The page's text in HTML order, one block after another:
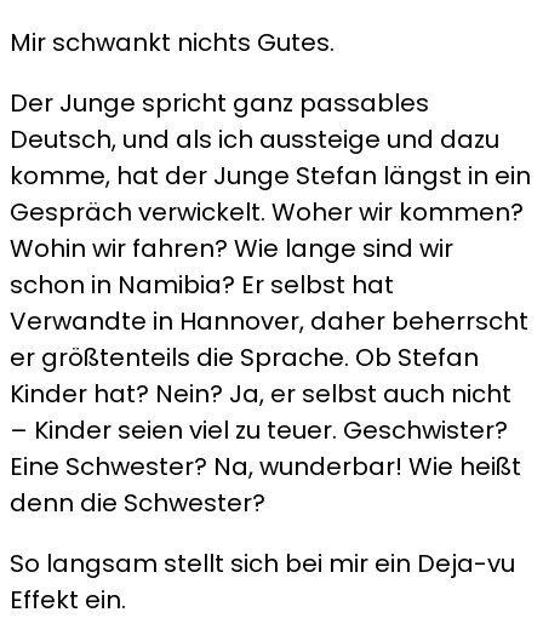
Mir schwankt nichts Gutes.
Der Junge spricht ganz passables
Deutsch, und als ich aussteige und dazu
komme, hat der Junge Stefan längst in ein
Gespräch verwickelt. Woher wir kommen?
Wohin wir fahren? Wie lange sind wir
schon in Namibia? Er selbst hat
Verwandte in Hannover, daher beherrscht
er größtenteils die Sprache. Ob Stefan
Kinder hat? Nein? Ja, er selbst auch nicht
– Kinder seien viel zu teuer. Geschwister?
Eine Schwester? Na, wunderbar! Wie heißt
denn die Schwester?
So langsam stellt sich bei mir ein Deja-vu
Effekt ein.